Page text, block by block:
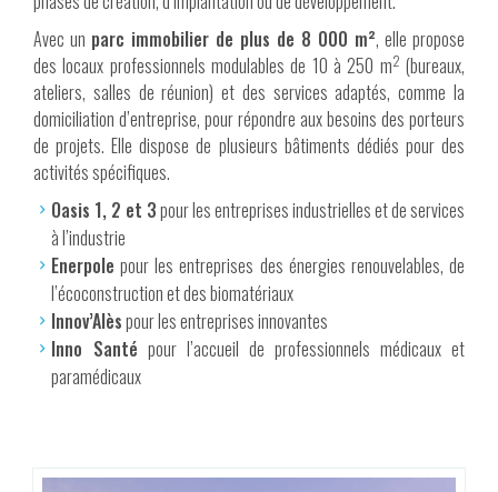
Avec un parc immobilier de plus de 8 000 m², elle propose
des locaux professionnels modulables de 10 à 250 m2 (bureaux,
ateliers, salles de réunion) et des services adaptés, comme la
domiciliation d’entreprise, pour répondre aux besoins des porteurs
de projets. Elle dispose de plusieurs bâtiments dédiés pour des
activités spécifiques.
Oasis 1, 2 et 3pour les entreprises industrielles et de services
à l’industrie
Enerpole pour les entreprises des énergies renouvelables, de
l’écoconstruction et des biomatériaux
Innov’Alèspour les entreprises innovantes
Inno Santé pour l’accueil de professionnels médicaux et
paramédicaux